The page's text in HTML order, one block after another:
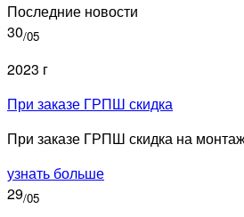
Последние новости
30/05
2023 г
При заказе ГРПШ скидка
При заказе ГРПШ скидка на
узнать больше
29/05